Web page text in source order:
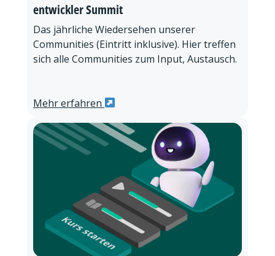
entwickler Summit
Das jährliche Wiedersehen unserer
Communities (Eintritt inklusive). Hier treffen
sich alle Communities zum Input, Austausch.
Mehr erfahren